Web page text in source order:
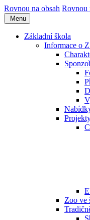
Rovnou na obsah Rovnou
Menu
Základní škola
Informace o
Zoo ve